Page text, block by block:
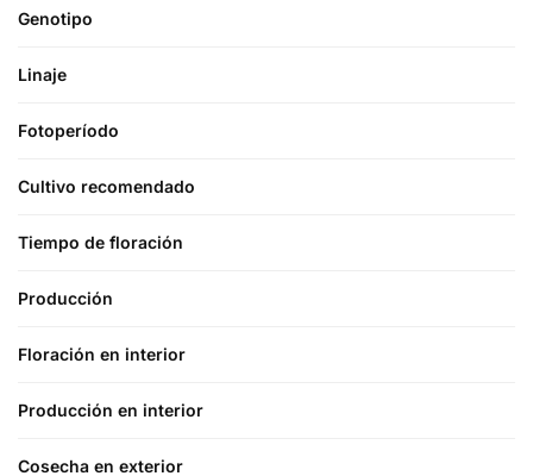
Genotipo
Linaje
Fotoperíodo
Cultivo recomendado
Tiempo de floración
Producción
Floración en interior
Producción en interior
Cosecha en exterior